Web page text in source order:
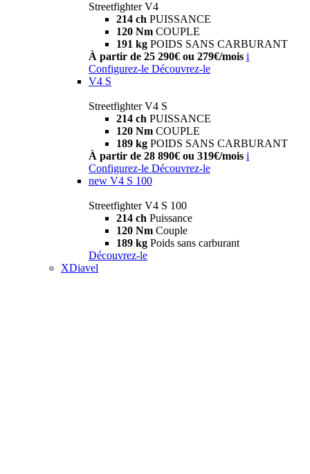
Streetfighter V4
214 ch PUISSANCE
120 Nm COUPLE
191 kg POIDS SANS CARBURANT
À partir de 25 290€ ou 279€/mois i
Configurez-le Découvrez-le
V4 S
Streetfighter V4 S
214 ch PUISSANCE
120 Nm COUPLE
189 kg POIDS SANS CARBURANT
À partir de 28 890€ ou 319€/mois i
Configurez-le Découvrez-le
new V4 S 100
Streetfighter V4 S 100
214 ch Puissance
120 Nm Couple
189 kg Poids sans carburant
Découvrez-le
XDiavel